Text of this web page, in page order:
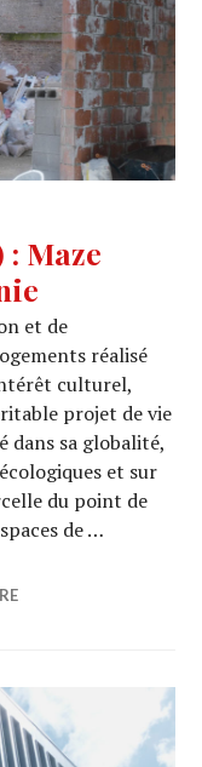
: Maze
et de
réalisé
culturel,
projet de vie
sa globalité,
et sur
du point de
de …
25) : Maze